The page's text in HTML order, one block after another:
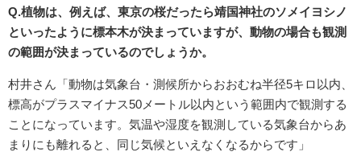
Q.植物は、例えば、東京の桜だったら靖国神社のソメイヨシノ
といったように標本木が決まっていますが、動物の場合も観測
の範囲が決まっているのでしょうか。
村井さん「動物は気象台・測候所からおおむね半径5キロ以内、
標高がプラスマイナス50メートル以内という範囲内で観測する
ことになっています。気温や湿度を観測している気象台からあ
まりにも離れると、同じ気候といえなくなるからです」